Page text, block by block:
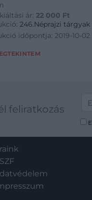
ár: 22 000 Ft
246.Néprajzi tárgyak
időpontja: 2019-10-02
feliratkozás